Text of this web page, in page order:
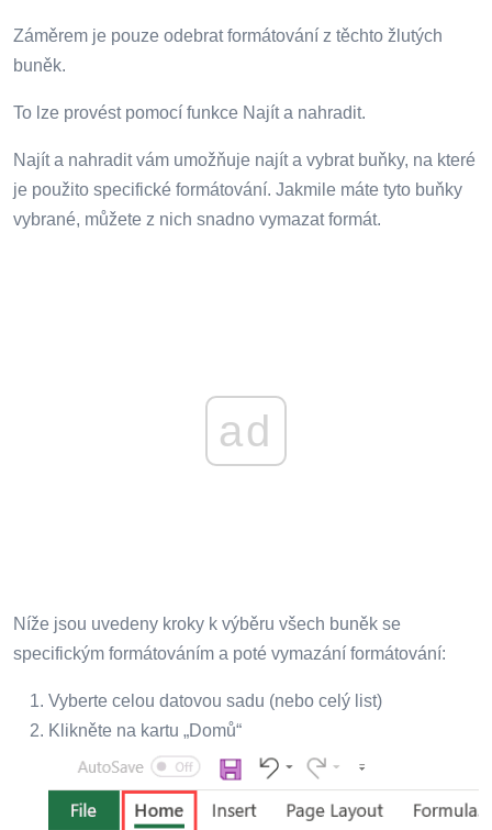
Záměrem je pouze odebrat formátování z těchto žlutých
buněk.
To lze provést pomocí funkce Najít a nahradit.
Najít a nahradit vám umožňuje najít a vybrat buňky, na které
je použito specifické formátování. Jakmile máte tyto buňky
vybrané, můžete z nich snadno vymazat formát.
ad
Níže jsou uvedeny kroky k výběru všech buněk se
specifickým formátováním a poté vymazání formátování:
Vyberte celou datovou sadu (nebo celý list)
Klikněte na kartu „Domů“